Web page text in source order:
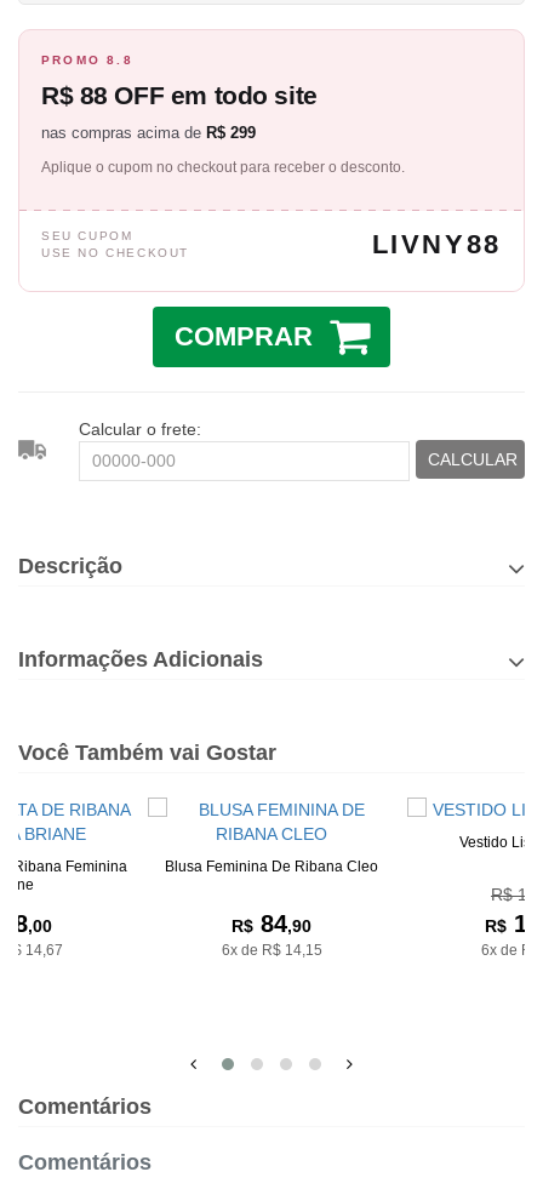
PROMO 8.8
R$ 88 OFF em todo site
nas compras acima de R$ 299
Aplique o cupom no checkout para receber o desconto.
SEU CUPOM
USE NO CHECKOUT
LIVNY88
COMPRAR
Calcular o frete:
CALCULAR
Descrição
Informações Adicionais
Você Também vai Gostar
Ribana Feminina
,00
14,67
Blusa Feminina De Ribana Cleo
R$ 84,90
6x de R$ 14,15
Vestido
R$
R$
6x de
Comentários
Comentários